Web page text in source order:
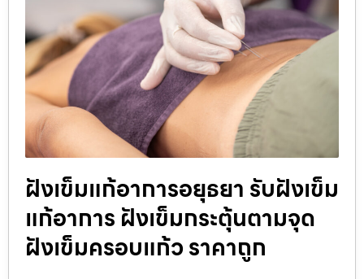
ฝังเข็มแก้อาการอยุธยา รับฝังเข็ม
แก้อาการ ฝังเข็มกระตุ้นตามจุด
ฝังเข็มครอบแก้ว ราคาถูก